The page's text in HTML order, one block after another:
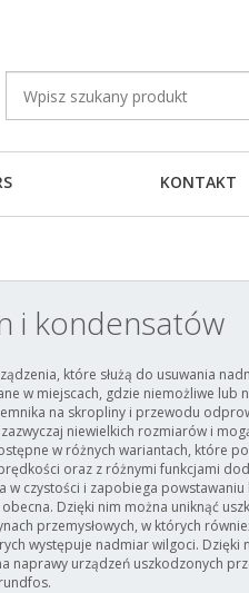
KONTAKT
i kondensatów
które służą do usuwania
w miejscach, gdzie niemożliwe
na skropliny i przewodu
niewielkich rozmiarów i
w różnych wariantach, które
oraz z różnymi funkcjami
w czystości i zapobiega
Dzięki nim można uniknąć
przemysłowych, w których
występuje nadmiar wilgoci.
naprawy urządzeń uszkodzonych